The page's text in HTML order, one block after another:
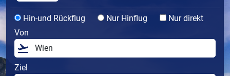
Hin-und Rückflug Nur Hinflug
Nur direkt
Von
Ziel